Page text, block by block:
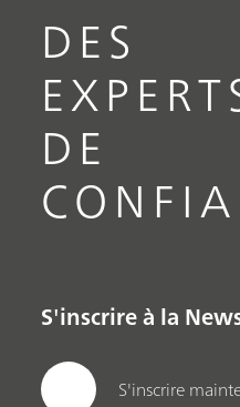
DES
DE
S'inscrire à la
S'inscrire